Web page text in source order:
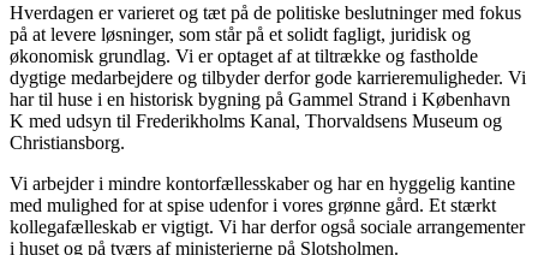
Hverdagen er varieret og tæt på de politiske beslutninger med fokus
på at levere løsninger, som står på et solidt fagligt, juridisk og
økonomisk grundlag. Vi er optaget af at tiltrække og fastholde
dygtige medarbejdere og tilbyder derfor gode karrieremuligheder. Vi
har til huse i en historisk bygning på Gammel Strand i København
K med udsyn til Frederikholms Kanal, Thorvaldsens Museum og
Christiansborg.
Vi arbejder i mindre kontorfællesskaber og har en hyggelig kantine
med mulighed for at spise udenfor i vores grønne gård. Et stærkt
kollegafælleskab er vigtigt. Vi har derfor også sociale arrangementer
i huset og på tværs af ministerierne på Slotsholmen.